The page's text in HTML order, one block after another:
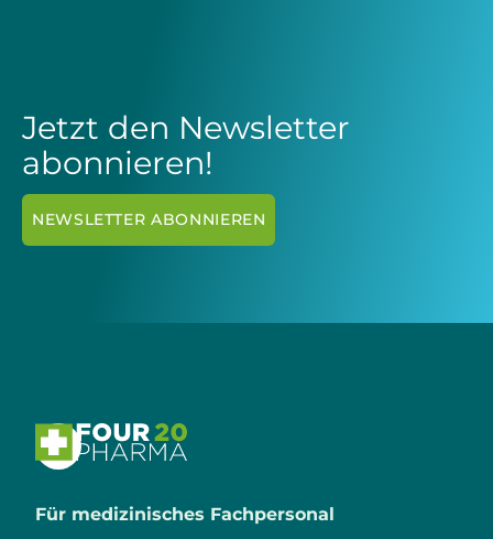
Jetzt den Newsletter
abonnieren!
NEWSLETTER ABONNIEREN

Für medizinisches Fachpersonal